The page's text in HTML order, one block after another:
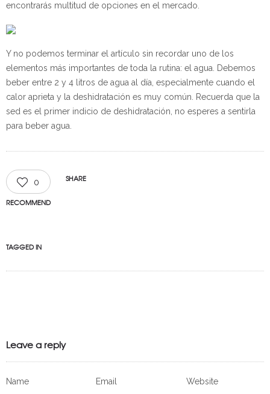
encontrarás multitud de opciones en el mercado.
Y no podemos terminar el artículo sin recordar uno de los
elementos más importantes de toda la rutina: el agua. Debemos
beber entre 2 y 4 litros de agua al día, especialmente cuando el
calor aprieta y la deshidratación es muy común. Recuerda que la
sed es el primer indicio de deshidratación, no esperes a sentirla
para beber agua.
0
RECOMMEND
SHARE
TAGGED IN
Leave a reply
Name Email Website